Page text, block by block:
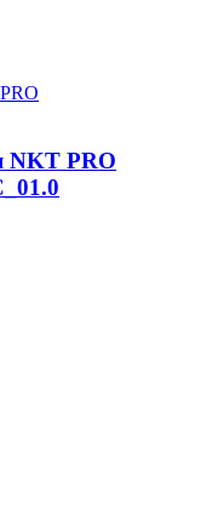
NKT PRO